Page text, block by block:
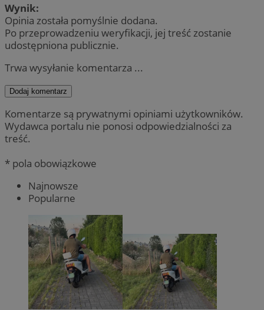
Wynik:
Opinia została pomyślnie dodana.
Po przeprowadzeniu weryfikacji, jej treść zostanie
udostępniona publicznie.
Trwa wysyłanie komentarza ...
Dodaj komentarz
Komentarze są prywatnymi opiniami użytkowników.
Wydawca portalu nie ponosi odpowiedzialności za
treść.
* pola obowiązkowe
Najnowsze
Popularne